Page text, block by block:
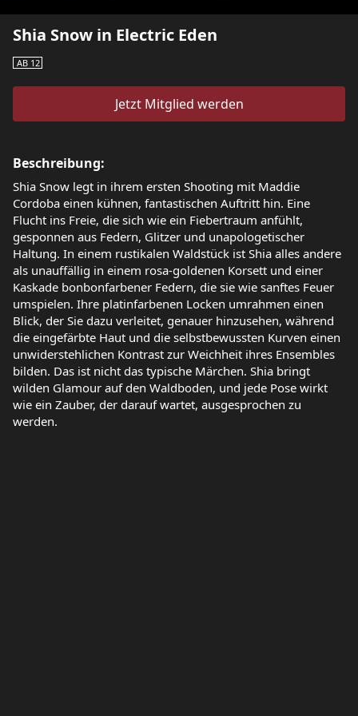
Shia Snow in Electric Eden
AB 12
Jetzt Mitglied werden
Beschreibung:
Shia Snow legt in ihrem ersten Shooting mit Maddie
Cordoba einen kühnen, fantastischen Auftritt hin. Eine
Flucht ins Freie, die sich wie ein Fiebertraum anfühlt,
gesponnen aus Federn, Glitzer und unapologetischer
Haltung. In einem rustikalen Waldstück ist Shia alles andere
als unauffällig in einem rosa-goldenen Korsett und einer
Kaskade bonbonfarbener Federn, die sie wie sanftes Feuer
umspielen. Ihre platinfarbenen Locken umrahmen einen
Blick, der Sie dazu verleitet, genauer hinzusehen, während
die eingefärbte Haut und die selbstbewussten Kurven einen
unwiderstehlichen Kontrast zur Weichheit ihres Ensembles
bilden. Das ist nicht das typische Märchen. Shia bringt
wilden Glamour auf den Waldboden, und jede Pose wirkt
wie ein Zauber, der darauf wartet, ausgesprochen zu
werden.